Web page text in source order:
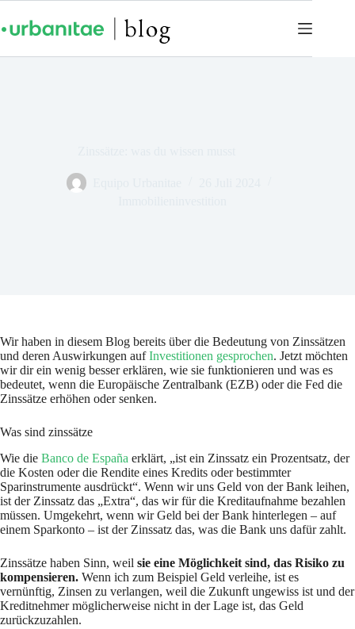
Wir haben in diesem Blog bereits über die Bedeutung von Zinssätzen
und deren Auswirkungen aufInvestitionen gesprochen. Jetzt möchten
wir dir ein wenig besser erklären, wie sie funktionieren und was es
bedeutet, wenn die Europäische Zentralbank (EZB) oder die Fed die
Zinssätze erhöhen oder senken.
Was sind zinssätze
Wie die Banco de España erklärt, „ist ein Zinssatz ein Prozentsatz, der
die Kosten oder die Rendite eines Kredits oder bestimmter
Sparinstrumente ausdrückt“. Wenn wir uns Geld von der Bank leihen,
ist der Zinssatz das „Extra“, das wir für die Kreditaufnahme bezahlen
müssen. Umgekehrt, wenn wir Geld bei der Bank hinterlegen – auf
einem Sparkonto – ist der Zinssatz das, was die Bank uns dafür zahlt.
Zinssätze haben Sinn, weil sie eine Möglichkeit sind, das Risiko zu
kompensieren. Wenn ich zum Beispiel Geld verleihe, ist es
vernünftig, Zinsen zu verlangen, weil die Zukunft ungewiss ist und der
Kreditnehmer möglicherweise nicht in der Lage ist, das Geld
zurückzuzahlen.